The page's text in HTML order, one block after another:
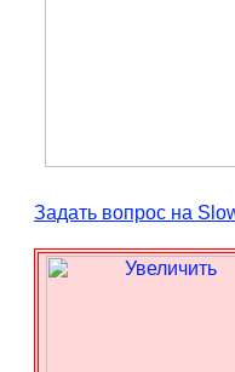
Задать вопрос на